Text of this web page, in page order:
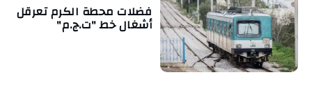
فضلات محطة الكرم تعرقل
أشغال خط "ت.ج.م"